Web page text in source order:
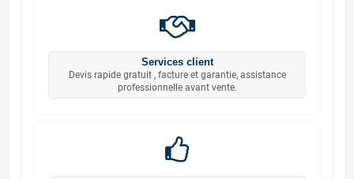
Services client
Devis rapide gratuit , facture et garantie, assistance
professionnelle avant vente.